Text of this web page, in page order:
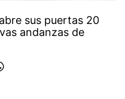
sus puertas 20
andanzas de